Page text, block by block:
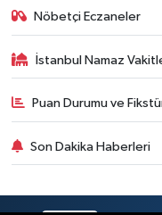
Nöbetçi Eczaneler
İstanbul Namaz
Puan Durumu ve
Son Dakika Haberleri